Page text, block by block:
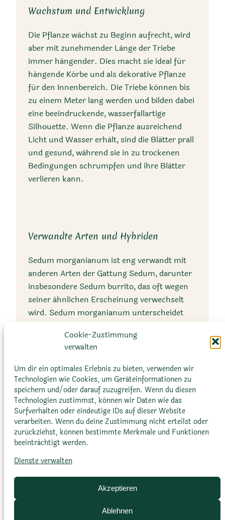
Cookie-Zustimmung
verwalten
Um dir ein optimales Erlebnis zu bieten, verwenden wir
Technologien wie Cookies, um Geräteinformationen zu
speichern und/oder darauf zuzugreifen. Wenn du diesen
Technologien zustimmst, können wir Daten wie das
Surfverhalten oder eindeutige IDs auf dieser Website
verarbeiten. Wenn du deine Zustimmung nicht erteilst oder
zurückziehst, können bestimmte Merkmale und Funktionen
beeinträchtigt werden.
Dienste verwalten
Akzeptieren
Ablehnen
Tropische Laubwaldzone
Ursprungsländer
Mexiko
Ursprungsregionen
Veracruz, Puebla, und
Chiapas
Wuchsform
Kriechende, hängende
Triebe
Größe
Wachstum und Entwicklung
Die Pflanze wächst zu Beginn aufrecht, wird
aber mit zunehmender Länge der Triebe
immer hängender. Dies macht sie ideal für
hängende Körbe und als dekorative Pflanze
für den Innenbereich. Die Triebe können bis
zu einem Meter lang werden und bilden dabei
eine beeindruckende, wasserfallartige
Silhouette. Wenn die Pflanze ausreichend
Licht und Wasser erhält, sind die Blätter prall
und gesund, während sie in zu trockenen
Bedingungen schrumpfen und ihre Blätter
verlieren kann.
Verwandte Arten und Hybriden
Sedum morganianum ist eng verwandt mit
anderen Arten der Gattung Sedum, darunter
insbesondere Sedum burrito, das oft wegen
seiner ähnlichen Erscheinung verwechselt
wird. Sedum morganianum unterscheidet
sich jedoch durch seine längeren und
spitzeren Blätter.